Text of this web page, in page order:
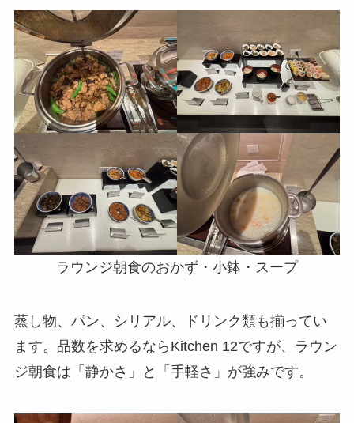
ラウンジ朝食のおかず・小鉢・スープ
蒸し物、パン、シリアル、ドリンク類も揃ってい
ます。品数を求めるならKitchen 12ですが、ラウン
ジ朝食は「静かさ」と「手軽さ」が強みです。